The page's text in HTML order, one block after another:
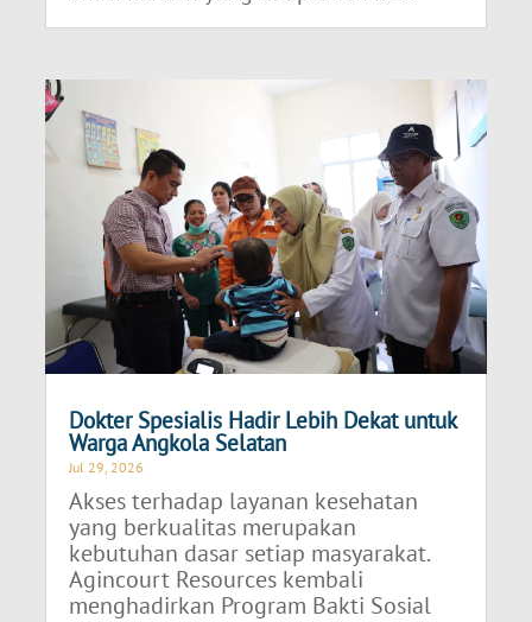
Dokter Spesialis Hadir Lebih Dekat untuk
Warga Angkola Selatan
Jul 29, 2026
Akses terhadap layanan kesehatan
yang berkualitas merupakan
kebutuhan dasar setiap masyarakat.
Agincourt Resources kembali
menghadirkan Program Bakti Sosial